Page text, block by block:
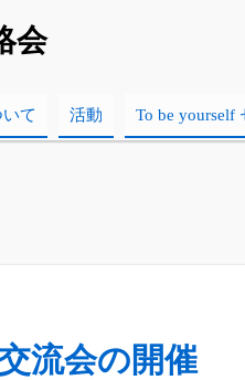
会
て 活動 To be yourself
流会の開催